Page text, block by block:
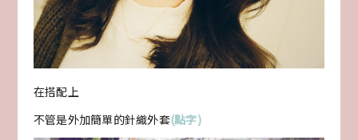
在搭配上
不管是外加簡單的針織外套(點字)